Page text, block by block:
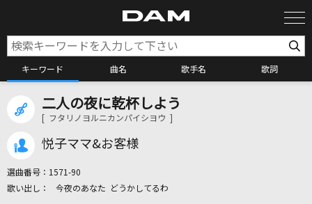
キーワード 曲名 歌手名 歌詞
カラオケ検索
二人の夜に乾杯しよう
[ フタリノヨルニカンパイシヨウ ]
悦子ママ&お客様
選曲番号： 1571-90
今夜のあなた どうかしてるわ